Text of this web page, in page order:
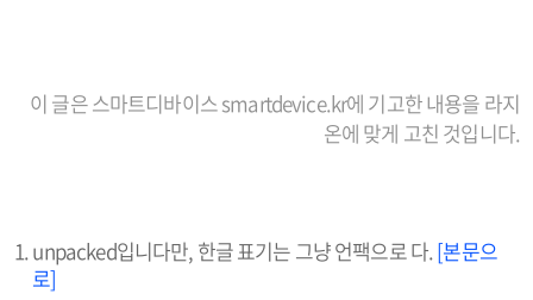
이 글은 스마트디바이스 smartdevice.kr에 기고한 내용을 라지
온에 맞게 고친 것입니다.
unpacked입니다만, 한글 표기는 그냥 언팩으로 다. [본문으
로]